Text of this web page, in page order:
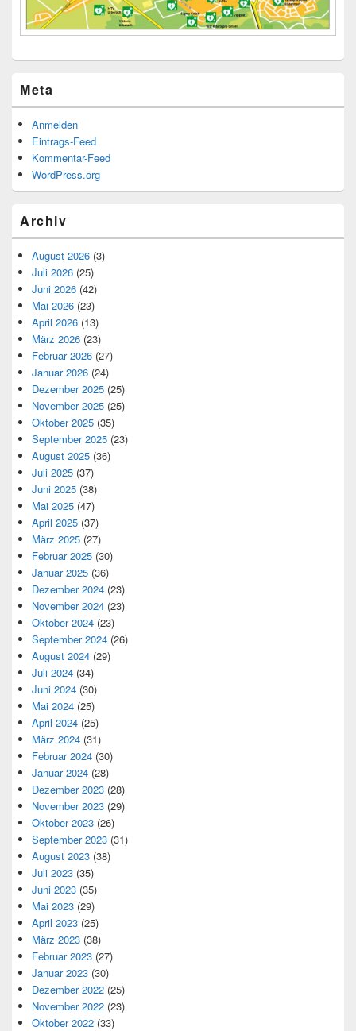
Meta
Anmelden
Eintrags-Feed
Kommentar-Feed
WordPress.org
Archiv
August 2026 (3)
Juli 2026 (25)
Juni 2026 (42)
Mai 2026 (23)
April 2026 (13)
März 2026 (23)
Februar 2026 (27)
Januar 2026 (24)
Dezember 2025 (25)
November 2025 (25)
Oktober 2025 (35)
September 2025 (23)
August 2025 (36)
Juli 2025 (37)
Juni 2025 (38)
Mai 2025 (47)
April 2025 (37)
März 2025 (27)
Februar 2025 (30)
Januar 2025 (36)
Dezember 2024 (23)
November 2024 (23)
Oktober 2024 (23)
September 2024 (26)
August 2024 (29)
Juli 2024 (34)
Juni 2024 (30)
Mai 2024 (25)
April 2024 (25)
März 2024 (31)
Februar 2024 (30)
Januar 2024 (28)
Dezember 2023 (28)
November 2023 (29)
Oktober 2023 (26)
September 2023 (31)
August 2023 (38)
Juli 2023 (35)
Juni 2023 (35)
Mai 2023 (29)
April 2023 (25)
März 2023 (38)
Februar 2023 (27)
Januar 2023 (30)
Dezember 2022 (25)
November 2022 (23)
Oktober 2022 (33)